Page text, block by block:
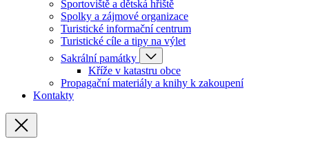
Sportoviště a dětská hřiště
Spolky a zájmové organizace
Turistické informační centrum
Turistické cíle a tipy na výlet
Sakrální památky
Kříže v katastru obce
Propagační materiály a knihy k zakoupení
Kontakty